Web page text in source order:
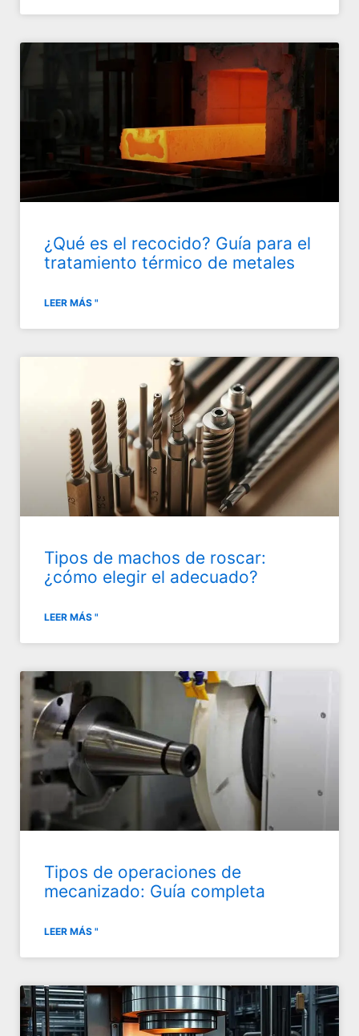
¿Qué es el recocido? Guía para el
tratamiento térmico de metales
LEER MÁS "
Tipos de machos de roscar:
¿cómo elegir el adecuado?
LEER MÁS "
Tipos de operaciones de
mecanizado: Guía completa
LEER MÁS "